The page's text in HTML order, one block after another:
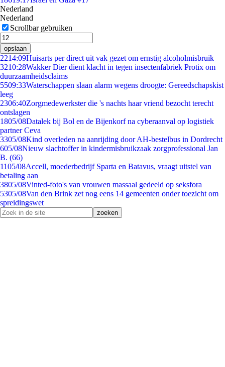
Nederland
Nederland
Scrollbar gebruiken
opslaan
2214:09Huisarts per direct uit vak gezet om ernstig alcoholmisbruik
3210:28Wakker Dier dient klacht in tegen insectenfabriek Protix om
duurzaamheidsclaims
5509:33Waterschappen slaan alarm wegens droogte: Gereedschapskist
leeg
2306:40Zorgmedewerkster die 's nachts haar vriend bezocht terecht
ontslagen
1805/08Datalek bij Bol en de Bijenkorf na cyberaanval op logistiek
partner Ceva
3305/08Kind overleden na aanrijding door AH-bestelbus in Dordrecht
605/08Nieuw slachtoffer in kindermisbruikzaak zorgprofessional Jan
B. (66)
1105/08Accell, moederbedrijf Sparta en Batavus, vraagt uitstel van
betaling aan
3805/08Vinted-foto's van vrouwen massaal gedeeld op seksfora
5305/08Van den Brink zet nog eens 14 gemeenten onder toezicht om
spreidingswet